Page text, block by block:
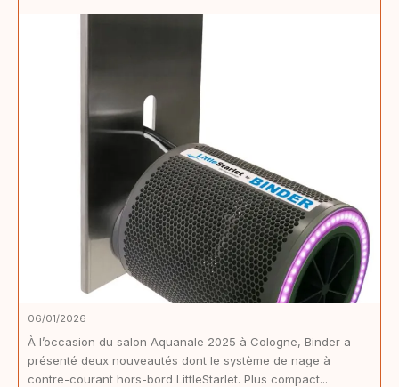
06/01/2026
À l’occasion du salon Aquanale 2025 à Cologne, Binder a
présenté deux nouveautés dont le système de nage à
contre-courant hors-bord LittleStarlet. Plus compact...